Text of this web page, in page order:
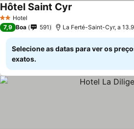
2 Estrelas
Hotel
Hôtel Saint Cyr
7,9 Boa 591 La Ferté-Saint-Cyr, a
Selecione as datas para ver os
exatos.